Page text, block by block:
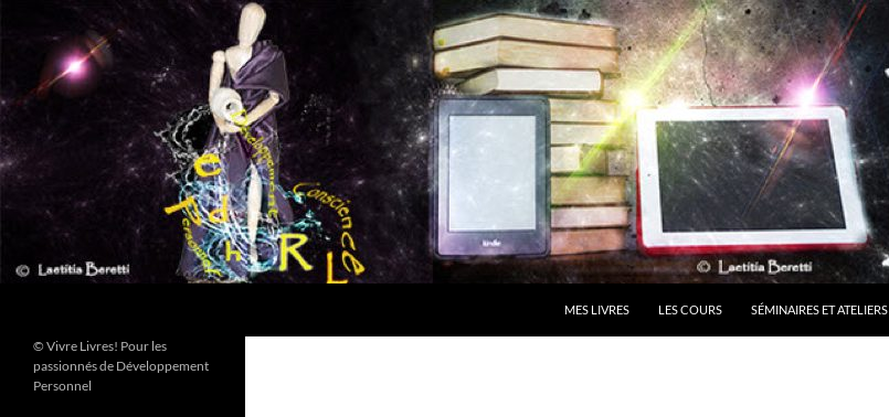
contenu
MES LIVRES LES COURS SÉMINAIRES ET ATELIERS
© Vivre Livres! Pour les
passionnés de Développement
Personnel